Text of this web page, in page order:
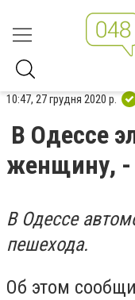
10:47, 27 грудня 2020 р.
В Одессе
женщину,
В Одессе
пешехода.
Об этом